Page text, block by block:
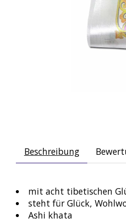
Beschreibung
mit acht tibetischen
steht für Glück,
Ashi khata